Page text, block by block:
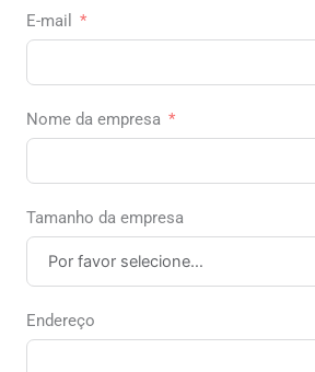
E-mail
Nome da empresa
Tamanho da empresa
Endereço